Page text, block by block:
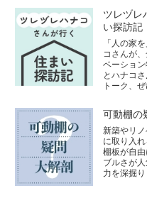
ツレヅレ
い探訪記
「人の家
コさんが
ベーショ
とハナコ
トーク、
可動棚の
新築やリ
に取り入れ
棚板が自
ブルさが
力を深掘り